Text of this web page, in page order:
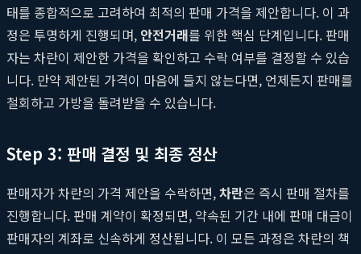
태를 종합적으로 고려하여 최적의 판매 가격을 제안합니다. 이 과
정은 투명하게 진행되며, 안전거래를 위한 핵심 단계입니다. 판매
자는 차란이 제안한 가격을 확인하고 수락 여부를 결정할 수 있습
니다. 만약 제안된 가격이 마음에 들지 않는다면, 언제든지 판매를
철회하고 가방을 돌려받을 수 있습니다.
Step 3: 판매 결정 및 최종 정산
판매자가 차란의 가격 제안을 수락하면,차란은 즉시 판매 절차를
진행합니다. 판매 계약이 확정되면, 약속된 기간 내에 판매 대금이
판매자의 계좌로 신속하게 정산됩니다. 이 모든 과정은 차란의 책